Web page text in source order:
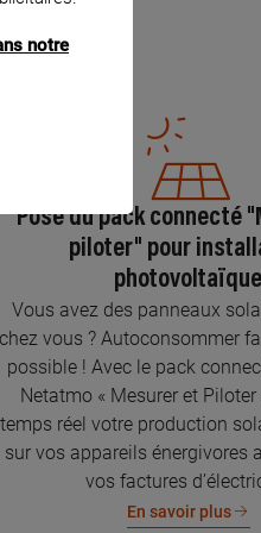
Pose du pack connecté
piloter" pour
photovoltaïque
Vous avez des panneaux
chez vous ? Autoconsommer
possible ! Avec le pack
Netatmo « Mesurer et Piloter
temps réel votre production
sur vos appareils énergivores
vos factures
En savoir plus
notre